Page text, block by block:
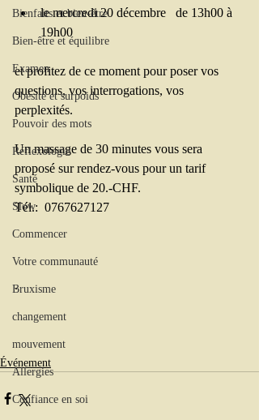
Bienfaits et bien-être
Bien-être et équilibre
Examen
Obésité et surpoids
Pouvoir des mots
Réflexologie
Santé
Slow
Commencer
Votre communauté
Bruxisme
changement
mouvement
Allergies
Confiance en soi
le mercredi 20 décembre   de 13h00 à
19h00
et profitez de ce moment pour poser vos
questions, vos interrogations, vos
perplexités.
Un massage de 30 minutes vous sera
proposé sur rendez-vous pour un tarif
symbolique de 20.-CHF.
Tél.:  0767627127
.
Événement